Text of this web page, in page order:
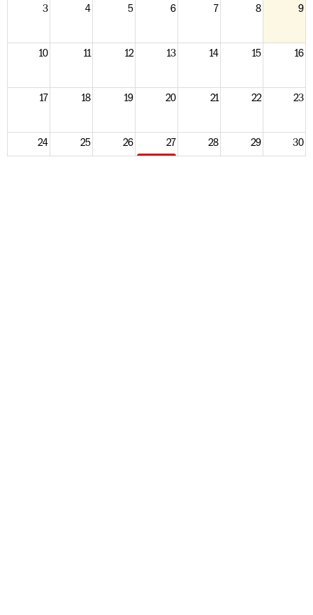
3 4 5 6 7 8 9
10 11 12 13 14 15 16
17 18 19 20 21 22 23
24 25 26 27 28 29 30
17Lustrumfeest 41 Pantsergeniebataljon 2026